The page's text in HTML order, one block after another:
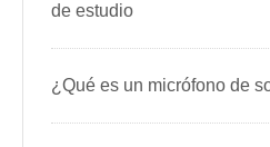
de estudio
¿Qué es un micrófono de